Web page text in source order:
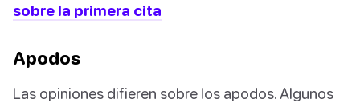
sobre la primera cita
Apodos
Las opiniones difieren sobre los apodos. Algunos